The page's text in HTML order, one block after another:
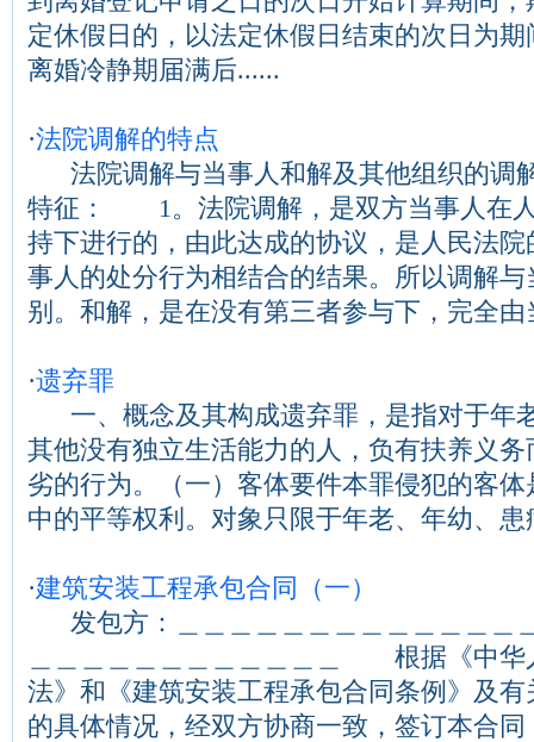
定休假日的，以法定休假日结束的次日为
离婚冷静期届满后......
·法院调解的特点
法院调解与当事人和解及其他组织的调
特征： 1。法院调解，是双方当事人在
持下进行的，由此达成的协议，是人民法
事人的处分行为相结合的结果。所以调解
别。和解，是在没有第三者参与下，完全由
·遗弃罪
一、概念及其构成遗弃罪，是指对于年
其他没有独立生活能力的人，负有扶养义
劣的行为。（一）客体要件本罪侵犯的客
中的平等权利。对象只限于年老、年幼、患
·建筑安装工程承包合同（一）
发包方：＿＿＿＿＿＿＿＿＿＿＿＿
＿＿＿＿＿＿＿＿＿＿＿＿ 根据《中华
法》和《建筑安装工程承包合同条例》及
的具体情况，经双方协商一致，签订本合